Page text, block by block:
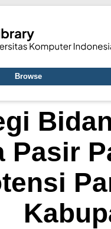
Browse
Pasir